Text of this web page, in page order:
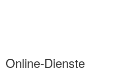
Online-Dienste